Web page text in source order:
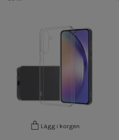
Lägg i korgen